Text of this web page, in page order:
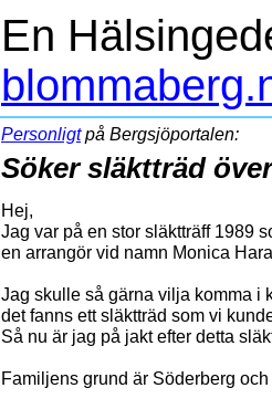
En
Personligtpå Bergsjöportalen:
Söker släktträd
Hej,
Jag var på en stor släktträff 1989
en arrangör vid namn Monica
Jag skulle så gärna vilja komma i
det fanns ett släktträd som vi
Så nu är jag på jakt efter detta
Familjens grund är Söderberg